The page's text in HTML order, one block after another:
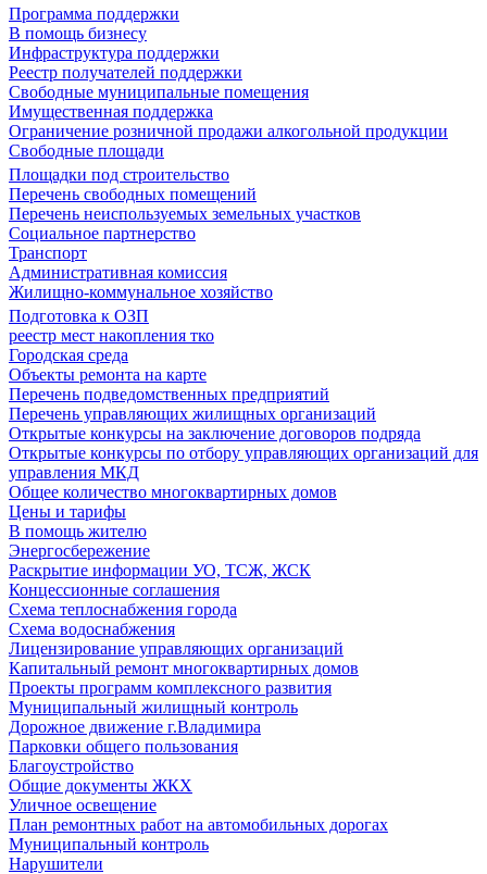
Программа поддержки
В помощь бизнесу
Инфраструктура поддержки
Реестр получателей поддержки
Свободные муниципальные помещения
Имущественная поддержка
Ограничение розничной продажи алкогольной продукции
Свободные площади
Площадки под строительство
Перечень свободных помещений
Перечень неиспользуемых земельных участков
Социальное партнерство
Транспорт
Административная комиссия
Жилищно-коммунальное хозяйство
Подготовка к ОЗП
реестр мест накопления тко
Городская среда
Объекты ремонта на карте
Перечень подведомственных предприятий
Перечень управляющих жилищных организаций
Открытые конкурсы на заключение договоров подряда
Открытые конкурсы по отбору управляющих организаций для
управления МКД
Общее количество многоквартирных домов
Цены и тарифы
В помощь жителю
Энергосбережение
Раскрытие информации УО, ТСЖ, ЖСК
Концессионные соглашения
Схема теплоснабжения города
Схема водоснабжения
Лицензирование управляющих организаций
Капитальный ремонт многоквартирных домов
Проекты программ комплексного развития
Муниципальный жилищный контроль
Дорожное движение г.Владимира
Парковки общего пользования
Благоустройство
Общие документы ЖКХ
Уличное освещение
План ремонтных работ на автомобильных дорогах
Муниципальный контроль
Нарушители